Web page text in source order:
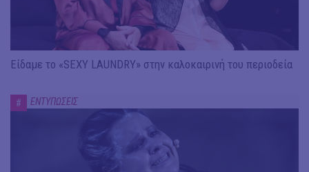
Είδαμε το «SEXY LAUNDRY» στην καλοκαιρινή του περιοδεία
# ΕΝΤΥΠΩΣΕΙΣ